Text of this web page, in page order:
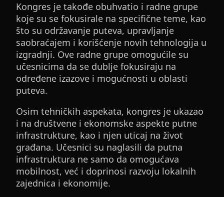
Kongres je takođe obuhvatio i radne grupe
koje su se fokusirale na specifične teme, kao
što su održavanje puteva, upravljanje
saobraćajem i korišćenje novih tehnologija u
izgradnji. Ove radne grupe omogućile su
učesnicima da se dublje fokusiraju na
određene izazove i mogućnosti u oblasti
puteva.
Osim tehničkih aspekata, kongres je ukazao
i na društvene i ekonomske aspekte putne
infrastrukture, kao i njen uticaj na život
građana. Učesnici su naglasili da putna
infrastruktura ne samo da omogućava
mobilnost, već i doprinosi razvoju lokalnih
zajednica i ekonomije.